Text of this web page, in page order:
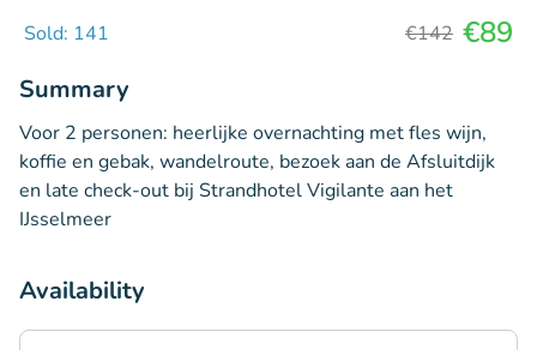
Sold: 141 €142 €89
Summary
Voor 2 personen: heerlijke overnachting met fles wijn,
koffie en gebak, wandelroute, bezoek aan de Afsluitdijk
en late check-out bij Strandhotel Vigilante aan het
IJsselmeer
Availability